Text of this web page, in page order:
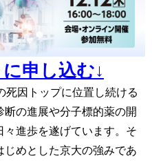
申し込む↓
死因トップに位置し続ける
断の進展や分子標的薬の開
進歩を遂げています。そ
めとした京大の強みであ